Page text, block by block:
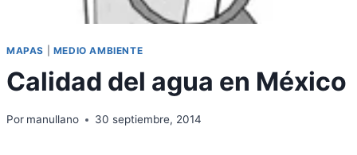
MAPAS MEDIO AMBIENTE
Calidad del agua en México
Por manullano 30 septiembre, 2014